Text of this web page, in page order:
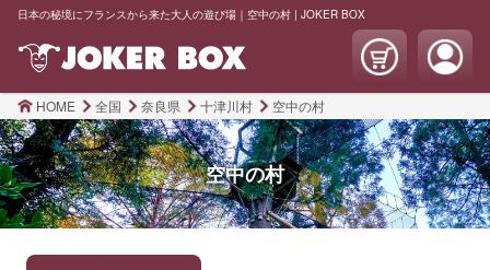
日本の秘境にフランスから来た大人の遊び場｜空中の村 | JOKER BOX
HOME 全国 奈良県 十津川村 空中の村
空中の村